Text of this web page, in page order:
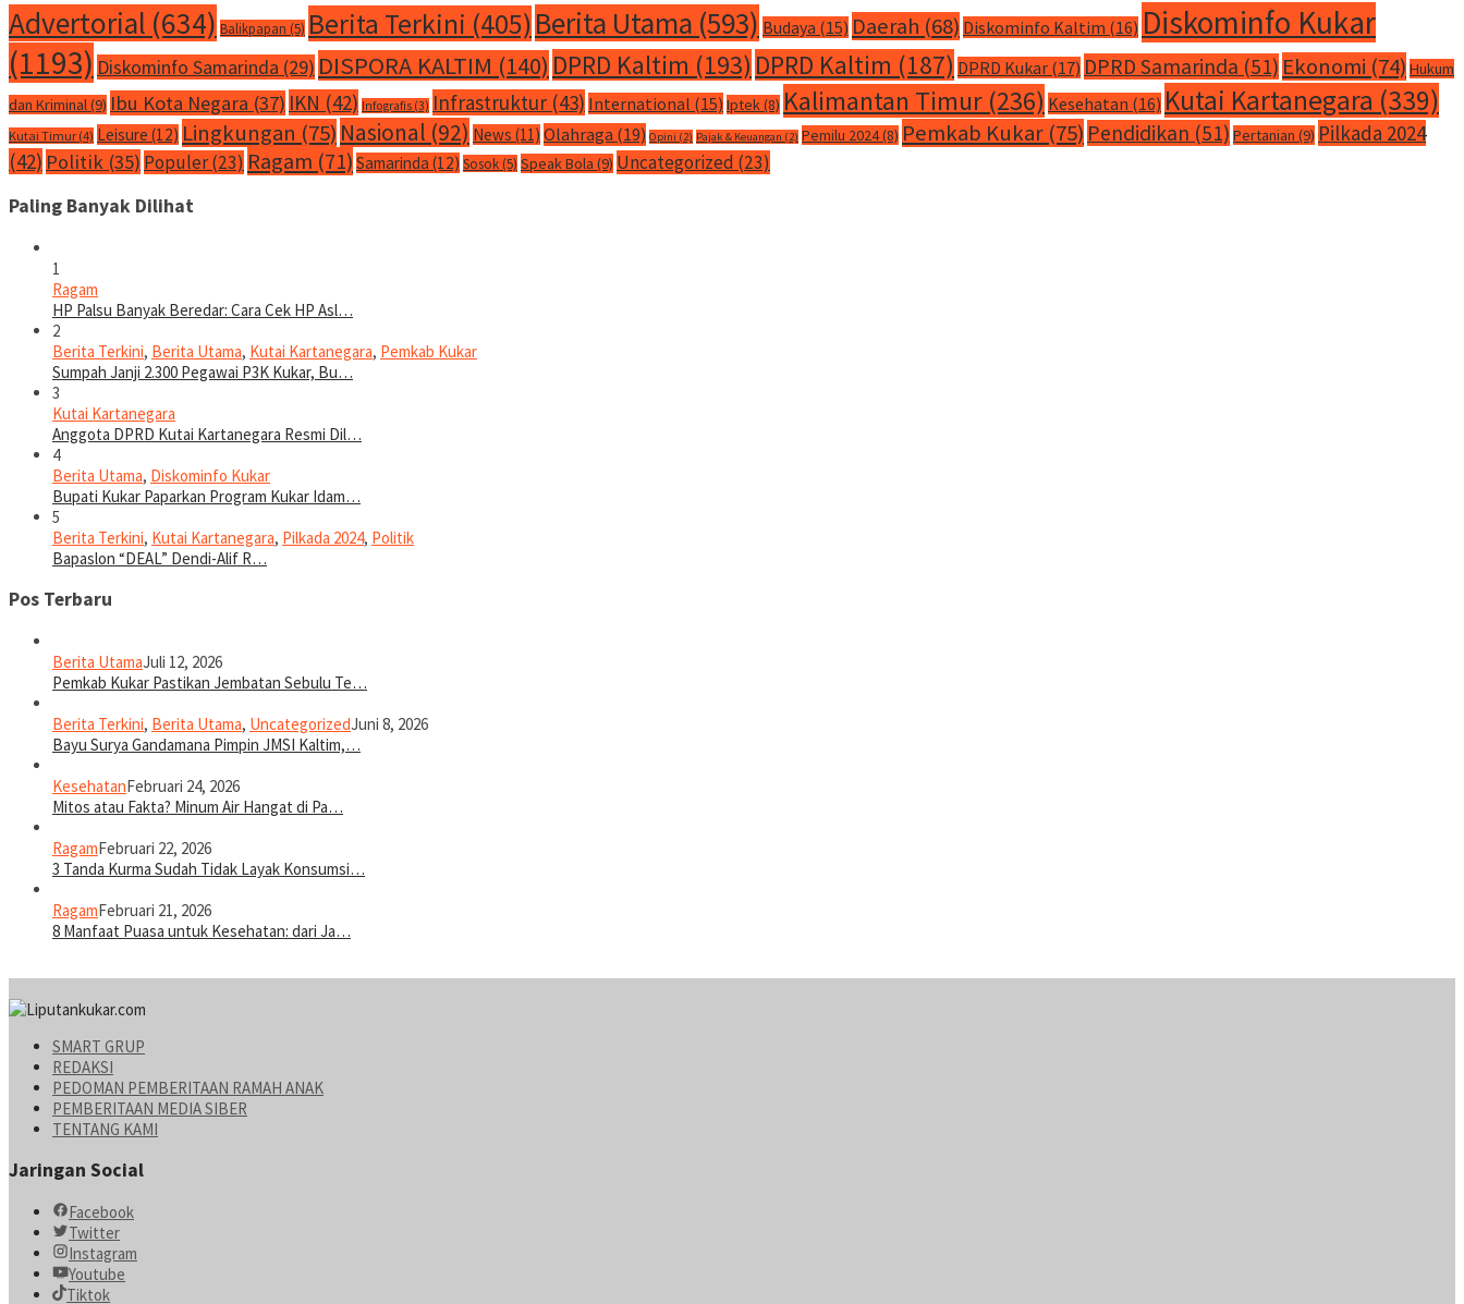
Advertorial (634) Balikpapan (5) Berita Terkini (405)Berita Utama (593) Budaya (15) Daerah (68) Diskominfo Kaltim (16) Diskominfo Kukar
(1193) Diskominfo Samarinda (29) DISPORA KALTIM (140) DPRD Kaltim (193) DPRD Kaltim (187) DPRD Kukar (17) DPRD Samarinda (51) Ekonomi (74) Hukum
dan Kriminal(9) Ibu Kota Negara (37) IKN (42) Infografis (3) Infrastruktur (43) International (15) Iptek(8) Kalimantan Timur (236) Kesehatan (16) Kutai Kartanegara (339)
Kutai Timur (4) Leisure (12) Lingkungan (75) Nasional (92) News (11) Olahraga (19) Opini (2) Pajak & Keuangan (2) Pemilu 2024(8) Pemkab Kukar (75) Pendidikan (51) Pertanian (9) Pilkada 2024
(42) Politik (35) Populer(23) Ragam (71) Samarinda (12) Sosok(5) Speak Bola (9) Uncategorized (23)
Paling Banyak Dilihat
1
Ragam
HP Palsu Banyak Beredar: Cara Cek HP Asl…
2
Berita Terkini, Berita Utama, Kutai Kartanegara, Pemkab Kukar
Sumpah Janji 2.300 Pegawai P3K Kukar, Bu…
3
Kutai Kartanegara
Anggota DPRD Kutai Kartanegara Resmi Dil…
4
Berita Utama, Diskominfo Kukar
Bupati Kukar Paparkan Program Kukar Idam…
5
Berita Terkini, Kutai Kartanegara, Pilkada 2024, Politik
Bapaslon “DEAL” Dendi-Alif R…
Pos Terbaru
Berita UtamaJuli 12, 2026
Pemkab Kukar Pastikan Jembatan Sebulu Te…
Berita Terkini, Berita Utama, UncategorizedJuni 8, 2026
Bayu Surya Gandamana Pimpin JMSI Kaltim,…
KesehatanFebruari 24, 2026
Mitos atau Fakta? Minum Air Hangat di Pa…
RagamFebruari 22, 2026
3 Tanda Kurma Sudah Tidak Layak Konsumsi…
RagamFebruari 21, 2026
8 Manfaat Puasa untuk Kesehatan: dari Ja…
SMART GRUP
REDAKSI
PEDOMAN PEMBERITAAN RAMAH ANAK
PEMBERITAAN MEDIA SIBER
TENTANG KAMI
Jaringan Social
Facebook
Twitter
Instagram
Youtube
Tiktok